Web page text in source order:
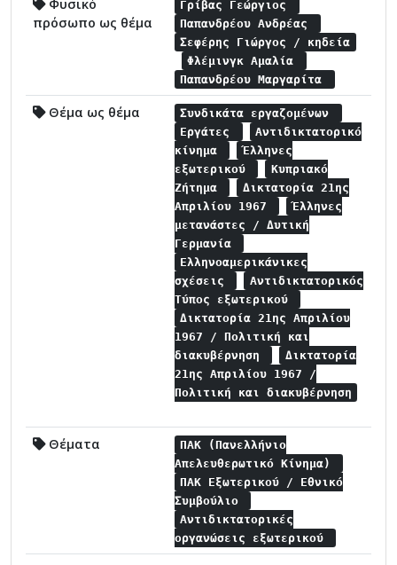
Φυσικό
πρόσωπο ως θέμα
Γρίβας Γεώργιος
Παπανδρέου Ανδρέας
Σεφέρης Γιώργος / κηδεία
Φλέμινγκ Αμαλία
Παπανδρέου Μαργαρίτα
Θέμα ως θέμα
Συνδικάτα εργαζομένων
Εργάτες
Αντιδικτατορικό
κίνημα
Έλληνες
εξωτερικού
Κυπριακό
Ζήτημα
Δικτατορία 21ης
Απριλίου 1967
Έλληνες
μετανάστες / Δυτική
Γερμανία
Ελληνοαμερικάνικες
σχέσεις
Αντιδικτατορικός
Τύπος εξωτερικού
Δικτατορία 21ης Απριλίου
1967 / Πολιτική και
διακυβέρνηση
Δικτατορία
21ης Απριλίου 1967 /
Πολιτική και διακυβέρνηση
Θέματα
ΠΑΚ (Πανελλήνιο
Απελευθερωτικό Κίνημα)
ΠΑΚ Εξωτερικού / Εθνικό
Συμβούλιο
Αντιδικτατορικές
οργανώσεις εξωτερικού